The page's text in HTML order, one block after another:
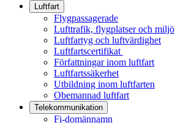
Luftfart
Flygpassagerade
Lufttrafik, flygplatser och miljö
Luftfartyg och luftvärdighet
Luftfartscertifikat
Författningar inom luftfart
Luftfartssäkerhet
Utbildning inom luftfarten
Obemannad luftfart
Telekommunikation
Fi-domännamn